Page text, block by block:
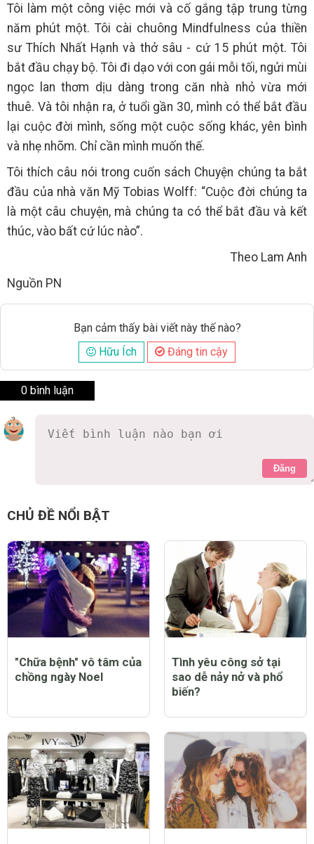
Tôi làm một công việc mới và cố gắng tập trung từng
năm phút một. Tôi cài chuông Mindfulness của thiền
sư Thích Nhất Hạnh và thở sâu - cứ 15 phút một. Tôi
bắt đầu chạy bộ. Tôi đi dạo với con gái mỗi tối, ngửi mùi
ngọc lan thơm dịu dàng trong căn nhà nhỏ vừa mới
thuê. Và tôi nhận ra, ở tuổi gần 30, mình có thể bắt đầu
lại cuộc đời mình, sống một cuộc sống khác, yên bình
và nhẹ nhõm. Chỉ cần mình muốn thế.
Tôi thích câu nói trong cuốn sách Chuyện chúng ta bắt
đầu của nhà văn Mỹ Tobias Wolff: “Cuộc đời chúng ta
là một câu chuyện, mà chúng ta có thể bắt đầu và kết
thúc, vào bất cứ lúc nào”.
Theo Lam Anh
Nguồn PN
Bạn cảm thấy bài viết này thế nào?
Hữu Ích
Đáng tin cậy
0 bình luận
Đăng
CHỦ ĐỀ NỔI BẬT
"Chữa bệnh" vô tâm của
chồng ngày Noel
Tình yêu công sở tại
sao dễ nảy nở và phổ
biến?